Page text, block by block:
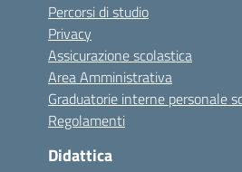
Percorsi di studio
Privacy
Assicurazione scolastica
Area Amministrativa
Graduatorie interne personale
Regolamenti
Didattica